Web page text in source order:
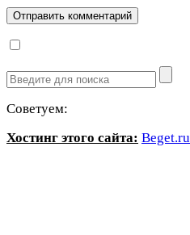
Советуем:
Хостинг этого сайта: Beget.ru